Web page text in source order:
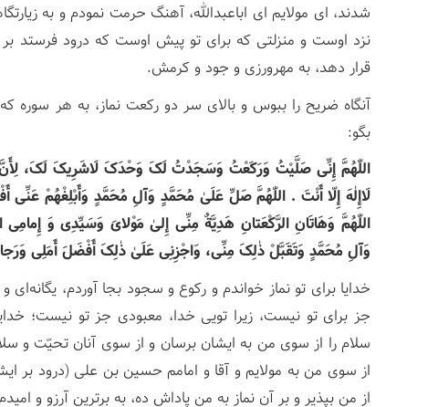
شدند، ای مولایم ای اباعبدالله، آهنگ حرمت نمودم و به
نزد اوست و منزلتی که برای تو پیش اوست که درود فرستد
قرار دهد، به مهرورزی و جود و کرمش.
آنگاه ضریح را ببوس و بالای سر دو رکعت نماز، به هر
بگو:
اللّٰهُمَّ إِنِّی صَلَّیْتُ وَرَکَعْتُ وَسَجَدْتُ لَکَ وَحْدَکَ لَاشَرِیکَ لَکَ، لِأَنَّ
لَاإِلٰهَ إِلّا أَنْتَ . اللّٰهُمَّ صَلِّ عَلَیٰ مُحَمَّدٍ وَآلِ مُحَمَّدٍ وَأَبْلِغْهُمْ عَنِّی
اللّٰهُمَّ وَهَاتَانِ الرَّکْعَتانِ هَدِیَّةٌ مِنِّی إِلیٰ مَوْلایَ وَسَیِّدِی وَ
وَآلِ مُحَمَّدٍ وَتَقَبَّلْ ذٰلِکَ مِنِّی، وَاجْزِنِی عَلَیٰ ذٰلِکَ أَفْضَلَ أَمَلِی
خدایا برای تو نماز خواندم و رکوع و سجود بجا آوردم،
جز برای تو نیست، زیرا تویی خدا، معبودی جز تو نیست؛
سلام را از سوی من به ایشان برسان و از سوی آنان تحیّت و
از سوی من به مولایم و آقا و امامم حسین بن علی (درود بر
از من بپذیر و بر آن نماز به من پاداش ده، به برترین آرزو و